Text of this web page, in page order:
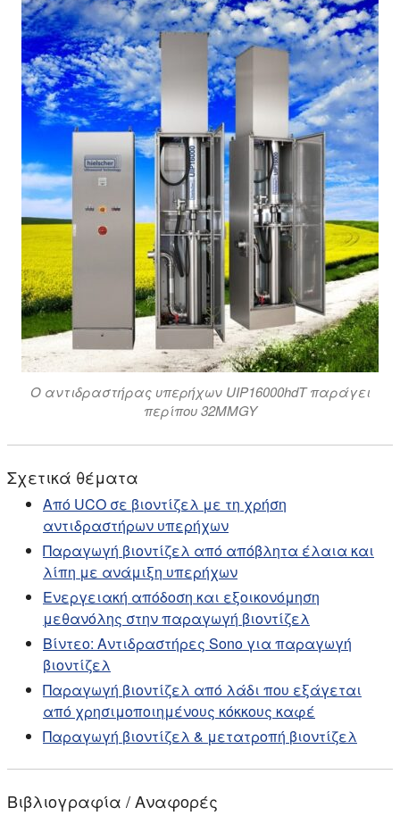
Ο αντιδραστήρας υπερήχων UIP16000hdT παράγει
περίπου 32MMGY
Σχετικά θέματα
Από UCO σε βιοντίζελ με τη χρήση
αντιδραστήρων υπερήχων
Παραγωγή βιοντίζελ από απόβλητα έλαια και
λίπη με ανάμιξη υπερήχων
Ενεργειακή απόδοση και εξοικονόμηση
μεθανόλης στην παραγωγή βιοντίζελ
Βίντεο: Αντιδραστήρες Sono για παραγωγή
βιοντίζελ
Παραγωγή βιοντίζελ από λάδι που εξάγεται
από χρησιμοποιημένους κόκκους καφέ
Παραγωγή βιοντίζελ & μετατροπή βιοντίζελ
Βιβλιογραφία / Αναφορές